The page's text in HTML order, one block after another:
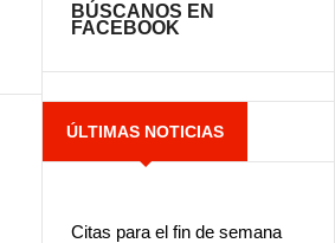
BÚSCANOS EN
FACEBOOK
ÚLTIMAS NOTICIAS
Citas para el fin de semana